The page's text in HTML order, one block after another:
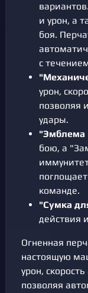
и урон, а
боя.
с
урон,
позволяя
удары.
"Эмблема
бою, а
команде.
"Сумка
действия
Огненная
настоящую
урон,
позволяя